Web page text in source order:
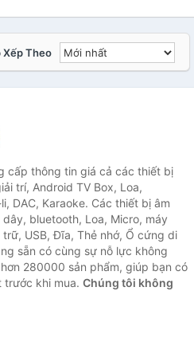
Xếp Theo
cấp thông tin giá cả các thiết bị
trí, Android TV Box, Loa,
DAC, Karaoke. Các thiết bị âm
bluetooth, Loa, Micro, máy
USB, Đĩa, Thẻ nhớ, Ổ cứng di
sẵn có cùng sự nỗ lực không
280000 sản phẩm, giúp bạn có
trước khi mua. Chúng tôi không